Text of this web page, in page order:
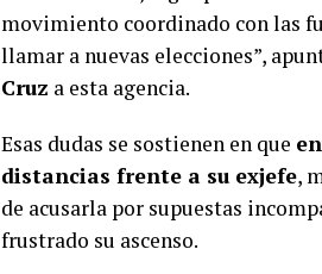
movimiento coordinado con las
llamar a nuevas elecciones”,
Cruz a esta agencia.
Esas dudas se sostienen en que
distancias frente a su exjefe,
de acusarla por supuestas
frustrado su ascenso.